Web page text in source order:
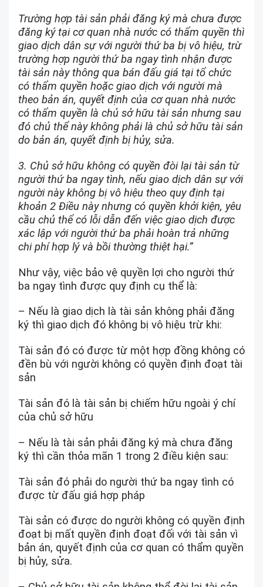
Trường hợp tài sản phải đăng ký mà chưa được
đăng ký tại cơ quan nhà nước có thẩm quyền thì
giao dịch dân sự với người thứ ba bị vô hiệu, trừ
trường hợp người thứ ba ngay tình nhận được
tài sản này thông qua bán đấu giá tại tổ chức
có thẩm quyền hoặc giao dịch với người mà
theo bản án, quyết định của cơ quan nhà nước
có thẩm quyền là chủ sở hữu tài sản nhưng sau
đó chủ thể này không phải là chủ sở hữu tài sản
do bản án, quyết định bị hủy, sửa.
3. Chủ sở hữu không có quyền đòi lại tài sản từ
người thứ ba ngay tình, nếu giao dịch dân sự với
người này không bị vô hiệu theo quy định tại
khoản 2 Điều này nhưng có quyền khởi kiện, yêu
cầu chủ thể có lỗi dẫn đến việc giao dịch được
xác lập với người thứ ba phải hoàn trả những
chi phí hợp lý và bồi thường thiệt hại.”
Như vậy, việc bảo vệ quyền lợi cho người thứ
ba ngay tình được quy định cụ thể là:
– Nếu là giao dịch là tài sản không phải đăng
ký thì giao dịch đó không bị vô hiệu trừ khi:
Tài sản đó có được từ một hợp đồng không có
đền bù với người không có quyền định đoạt tài
sản
Tài sản đó là tài sản bị chiếm hữu ngoài ý chí
của chủ sở hữu
– Nếu là tài sản phải đăng ký mà chưa đăng
ký thì cần thỏa mãn 1 trong 2 điều kiện sau:
Tài sản đó phải do người thứ ba ngay tình có
được từ đấu giá hợp pháp
Tài sản có được do người không có quyền định
đoạt bị mất quyền định đoạt đối với tài sản vì
bản án, quyết định của cơ quan có thẩm quyền
bị hủy, sửa.